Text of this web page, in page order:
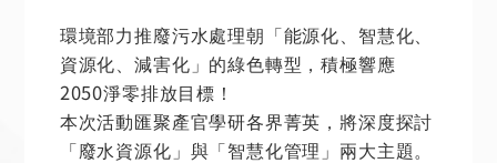
環境部力推廢污水處理朝「能源化、智慧化、
資源化、減害化」的綠色轉型，積極響應
2050淨零排放目標！
本次活動匯聚產官學研各界菁英，將深度探討
「廢水資源化」與「智慧化管理」兩大主題。